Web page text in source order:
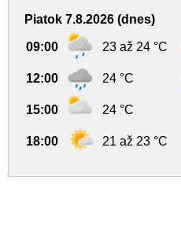
Piatok 7.8.2026 (dnes)
09:00 23 až 24 °C
12:00 24 °C
15:00 24 °C
18:00 21 až 23 °C